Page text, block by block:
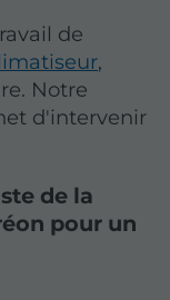
de
,
Notre
d'intervenir
de la
pour un